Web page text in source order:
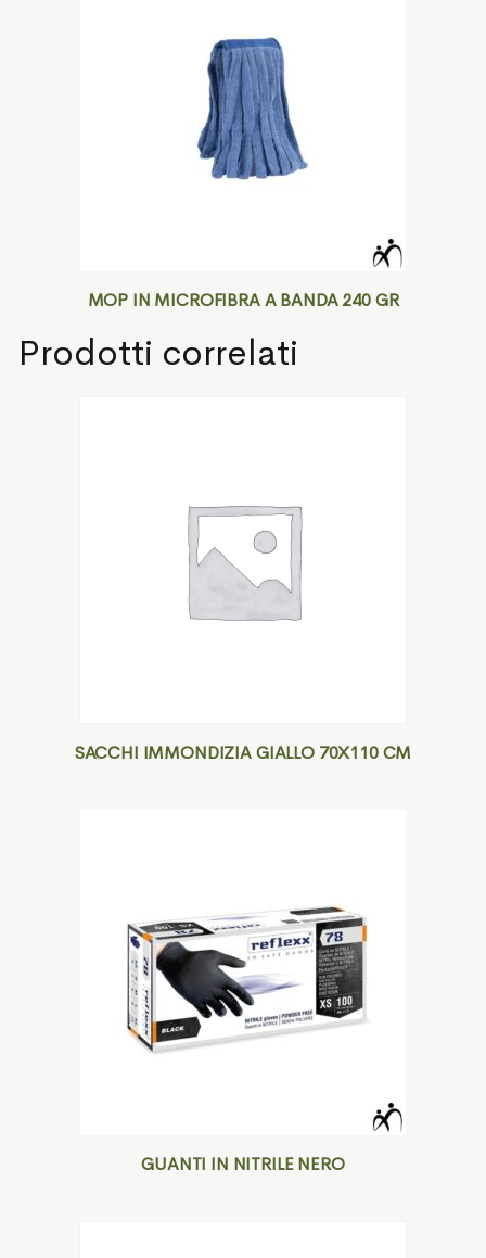
MOP IN MICROFIBRA A BANDA 240 GR
Prodotti correlati
SACCHI IMMONDIZIA GIALLO 70X110 CM
GUANTI IN NITRILE NERO